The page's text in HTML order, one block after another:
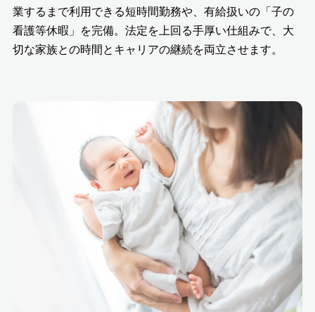
業するまで利用できる短時間勤務や、有給扱いの「子の
看護等休暇」を完備。法定を上回る手厚い仕組みで、大
切な家族との時間とキャリアの継続を両立させます。